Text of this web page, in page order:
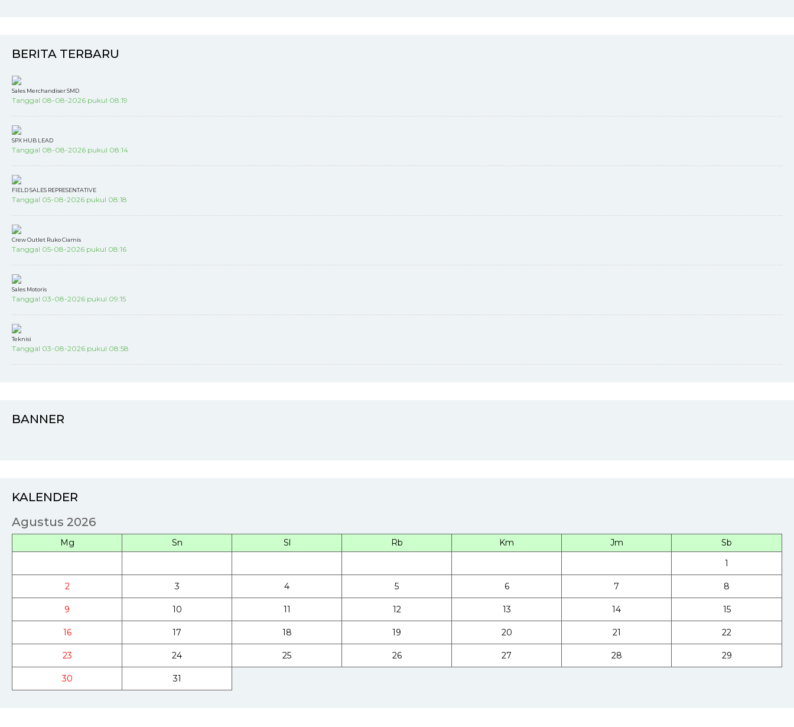
BERITA TERBARU
Sales Merchandiser SMD
Tanggal 08-08-2026 pukul 08:19
SPX HUB LEAD
Tanggal 08-08-2026 pukul 08:14
FIELD SALES REPRESENTATIVE
Tanggal 05-08-2026 pukul 08:18
Crew Outlet Ruko Ciamis
Tanggal 05-08-2026 pukul 08:16
Sales Motoris
Tanggal 03-08-2026 pukul 09:15
Teknisi
Tanggal 03-08-2026 pukul 08:58
BANNER
KALENDER
Agustus 2026
Mg Sn Sl Rb Km Jm
Sb
1
2 3 4 5 6 7 8
9 10 11 12 13 14 15
16 17 18 19 20 21 22
23 24 25 26 27 28 29
30 31